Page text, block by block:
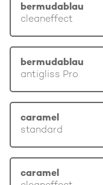
bermudablau
cleaneffect
bermudablau
antigliss Pro
caramel
standard
caramel